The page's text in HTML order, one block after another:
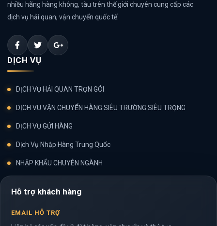
nhiều hãng hàng không, tàu trên thế giới chuyên cung cấp các
dịch vụ hải quan, vận chuyển quốc tế.
DỊCH VỤ
DỊCH VỤ HẢI QUAN TRỌN GÓI
DỊCH VỤ VẬN CHUYỂN HÀNG SIÊU TRƯỜNG SIÊU TRỌNG
DỊCH VỤ GỬI HÀNG
Dịch Vụ Nhập Hàng Trung Quốc
NHẬP KHẨU CHUYÊN NGÀNH
Hỗ trợ khách hàng
EMAIL HỖ TRỢ